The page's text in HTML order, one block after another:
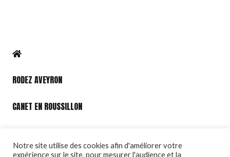
RODEZ AVEYRON
CANET EN ROUSSILLON
Notre site utilise des cookies afin d'améliorer votre
expérience sur le site, pour mesurer l'audience et la